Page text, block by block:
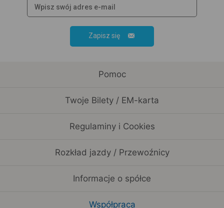
Zapisz się
Pomoc
Twoje Bilety / EM-karta
Regulaminy i Cookies
Rozkład jazdy / Przewoźnicy
Informacje o spółce
Współpraca